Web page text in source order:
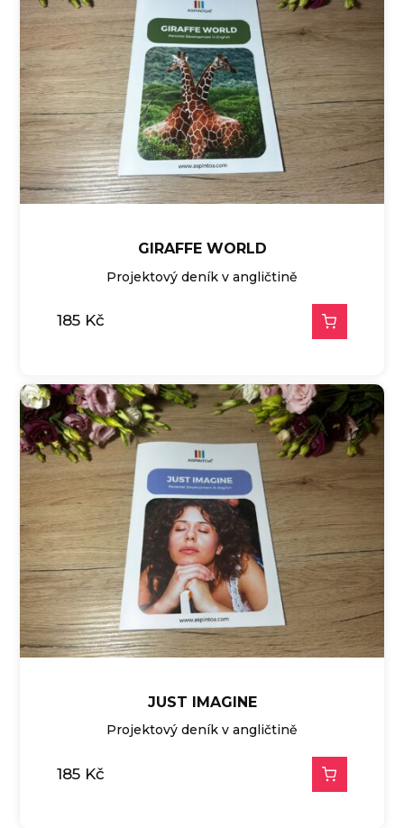
GIRAFFE WORLD
Projektový deník v angličtině
185Kč
JUST IMAGINE
Projektový deník v angličtině
185Kč